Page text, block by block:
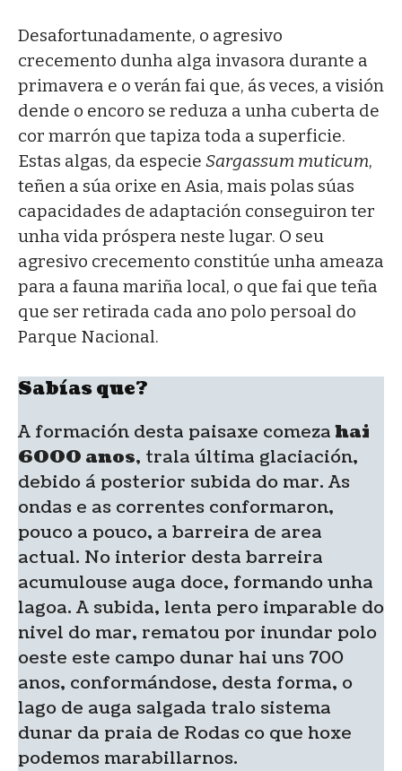
Desafortunadamente, o agresivo
crecemento dunha alga invasora durante a
primavera e o verán fai que, ás veces, a visión
dende o encoro se reduza a unha cuberta de
cor marrón que tapiza toda a superficie.
Estas algas, da especie Sargassum muticum,
teñen a súa orixe en Asia, mais polas súas
capacidades de adaptación conseguiron ter
unha vida próspera neste lugar. O seu
agresivo crecemento constitúe unha ameaza
para a fauna mariña local, o que fai que teña
que ser retirada cada ano polo persoal do
Parque Nacional.
Sabías que?
A formación desta paisaxe comezahai
6000 anos, trala última glaciación,
debido á posterior subida do mar. As
ondas e as correntes conformaron,
pouco a pouco, a barreira de area
actual. No interior desta barreira
acumulouse auga doce, formando unha
lagoa. A subida, lenta pero imparable do
nivel do mar, rematou por inundar polo
oeste este campo dunar hai uns 700
anos, conformándose, desta forma, o
lago de auga salgada tralo sistema
dunar da praia de Rodas co que hoxe
podemos marabillarnos.